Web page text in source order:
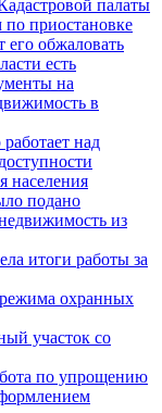
палаты
приостановке
его обжаловать
есть
на
в
над
населения
подано
из
итоги работы за
охранных
участок со
по упрощению